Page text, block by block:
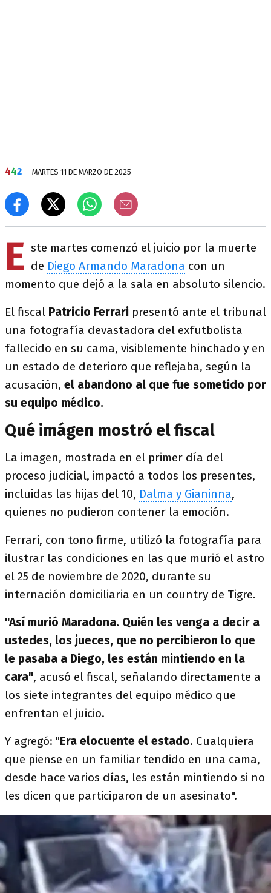
442 MARTES 11 DE MARZO DE 2025
E ste martes comenzó el juicio por la muerte
de Diego Armando Maradona con un
momento que dejó a la sala en absoluto silencio.
El fiscal Patricio Ferrari presentó ante el tribunal
una fotografía devastadora del exfutbolista
fallecido en su cama, visiblemente hinchado y en
un estado de deterioro que reflejaba, según la
acusación, el abandono al que fue sometido por
su equipo médico.
Qué imágen mostró el fiscal
La imagen, mostrada en el primer día del
proceso judicial, impactó a todos los presentes,
incluidas las hijas del 10, Dalma y Gianinna,
quienes no pudieron contener la emoción.
Ferrari, con tono firme, utilizó la fotografía para
ilustrar las condiciones en las que murió el astro
el 25 de noviembre de 2020, durante su
internación domiciliaria en un country de Tigre.
"Así murió Maradona. Quién les venga a decir a
ustedes, los jueces, que no percibieron lo que
le pasaba a Diego, les están mintiendo en la
cara", acusó el fiscal, señalando directamente a
los siete integrantes del equipo médico que
enfrentan el juicio.
Y agregó: "Era elocuente el estado. Cualquiera
que piense en un familiar tendido en una cama,
desde hace varios días, les están mintiendo si no
les dicen que participaron de un asesinato".